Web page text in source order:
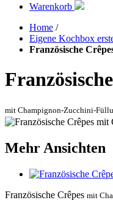
Warenkorb
Home /
Eigene Kochbox
Französische
mit Champignon-Zucchini-
Mehr Ansichten
Französische Crêpes mit